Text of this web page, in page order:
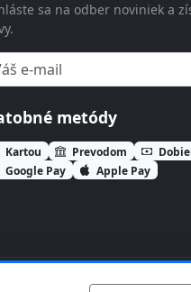
sa na odber noviniek a
metódy
Kartou Prevodom
Google Pay
Apple Pay